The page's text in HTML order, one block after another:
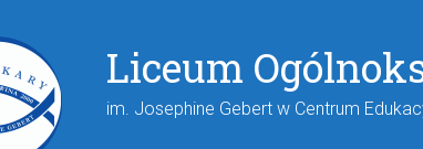
Liceum
im. Josephine Gebert w Centrum